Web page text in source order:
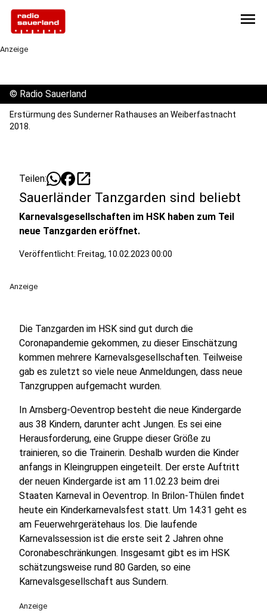
menu
Anzeige
© Radio Sauerland
Erstürmung des Sunderner Rathauses an Weiberfastnacht
2018.
Teilen: open_in_new
Sauerländer Tanzgarden sind beliebt
Karnevalsgesellschaften im HSK haben zum Teil
neue Tanzgarden eröffnet.
Veröffentlicht: Freitag, 10.02.2023 00:00
Anzeige
Die Tanzgarden im HSK sind gut durch die
Coronapandemie gekommen, zu dieser Einschätzung
kommen mehrere Karnevalsgesellschaften. Teilweise
gab es zuletzt so viele neue Anmeldungen, dass neue
Tanzgruppen aufgemacht wurden.
In Arnsberg-Oeventrop besteht die neue Kindergarde
aus 38 Kindern, darunter acht Jungen. Es sei eine
Herausforderung, eine Gruppe dieser Größe zu
trainieren, so die Trainerin. Deshalb wurden die Kinder
anfangs in Kleingruppen eingeteilt. Der erste Auftritt
der neuen Kindergarde ist am 11.02.23 beim drei
Staaten Karneval in Oeventrop. In Brilon-Thülen findet
heute ein Kinderkarnevalsfest statt. Um 14:31 geht es
am Feuerwehrgerätehaus los. Die laufende
Karnevalssession ist die erste seit 2 Jahren ohne
Coronabeschränkungen. Insgesamt gibt es im HSK
schätzungsweise rund 80 Garden, so eine
Karnevalsgesellschaft aus Sundern.
Anzeige